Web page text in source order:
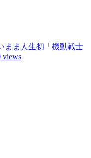
まま人生初「機動戦士
views